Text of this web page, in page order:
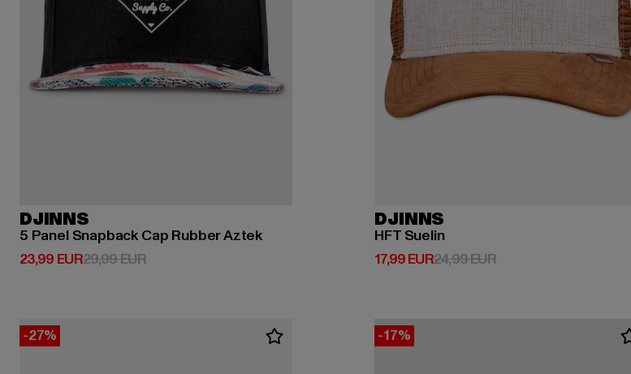
DJINNS
5 Panel Snapback Cap Rubber Aztek
23,99 EUR
Derzeitiger Preis: 23,99 EUR
29,99 EURAktionspreis: 29,99 EUR
DJINNS
HFT Suelin
17,99 EUR
Derzeitiger Preis: 17,99 EUR
24,99 EURAktionspreis: 24,99 EUR
-27% -17%